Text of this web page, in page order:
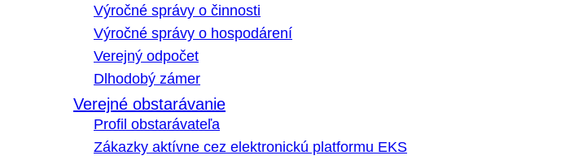
Výročné správy o činnosti
Výročné správy o hospodárení
Verejný odpočet
Dlhodobý zámer
Verejné obstarávanie
Profil obstarávateľa
Zákazky aktívne cez elektronickú platformu EKS